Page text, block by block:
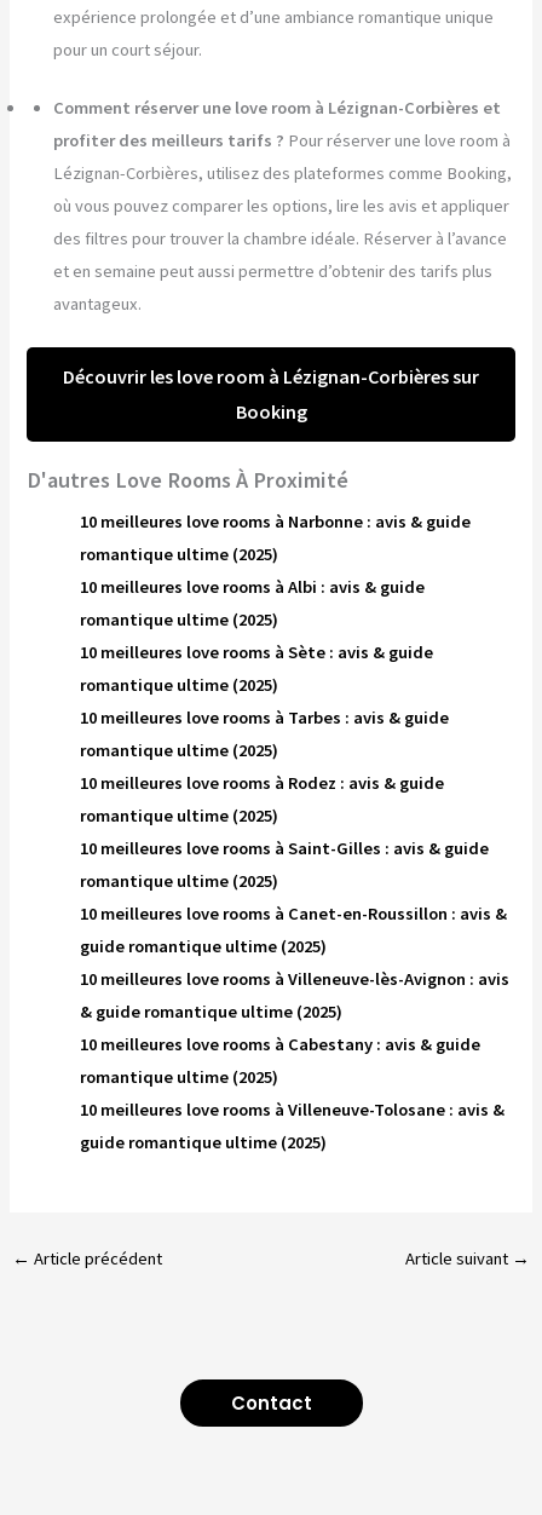
expérience prolongée et d’une ambiance romantique unique
pour un court séjour.
Comment réserver une love room à Lézignan-Corbières et
profiter des meilleurs tarifs ? Pour réserver une love room à
Lézignan-Corbières, utilisez des plateformes comme Booking,
où vous pouvez comparer les options, lire les avis et appliquer
des filtres pour trouver la chambre idéale. Réserver à l’avance
et en semaine peut aussi permettre d’obtenir des tarifs plus
avantageux.
Découvrir les love room à Lézignan-Corbières sur
Booking
D'autres Love Rooms À Proximité
10 meilleures love rooms à Narbonne : avis & guide
romantique ultime (2025)
10 meilleures love rooms à Albi : avis & guide
romantique ultime (2025)
10 meilleures love rooms à Sète : avis & guide
romantique ultime (2025)
10 meilleures love rooms à Tarbes : avis & guide
romantique ultime (2025)
10 meilleures love rooms à Rodez : avis & guide
romantique ultime (2025)
10 meilleures love rooms à Saint-Gilles : avis & guide
romantique ultime (2025)
10 meilleures love rooms à Canet-en-Roussillon : avis &
guide romantique ultime (2025)
10 meilleures love rooms à Villeneuve-lès-Avignon : avis
& guide romantique ultime (2025)
10 meilleures love rooms à Cabestany : avis & guide
romantique ultime (2025)
10 meilleures love rooms à Villeneuve-Tolosane : avis &
guide romantique ultime (2025)
← Article précédent Article suivant →
Contact